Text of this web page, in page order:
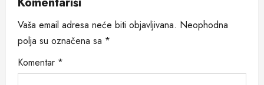
v
i
g
Vaša email adresa neće biti objavljivana. Neophodna
polja su označena sa *
Komentar *